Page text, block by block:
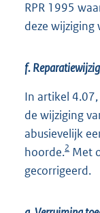
RPR 1995
deze
f.
In artikel
de wijziging
abusievelijk
hoorde.2 Met
gecorrigeerd.